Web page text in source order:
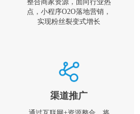
整合商家资源，面向行业热
点，小程序O2O落地营销，
实现粉丝裂变式增长
渠道推广